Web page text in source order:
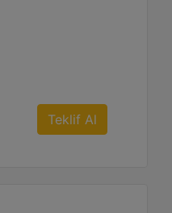
Teklif Al